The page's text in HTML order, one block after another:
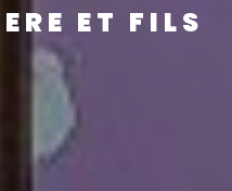
ET FILS